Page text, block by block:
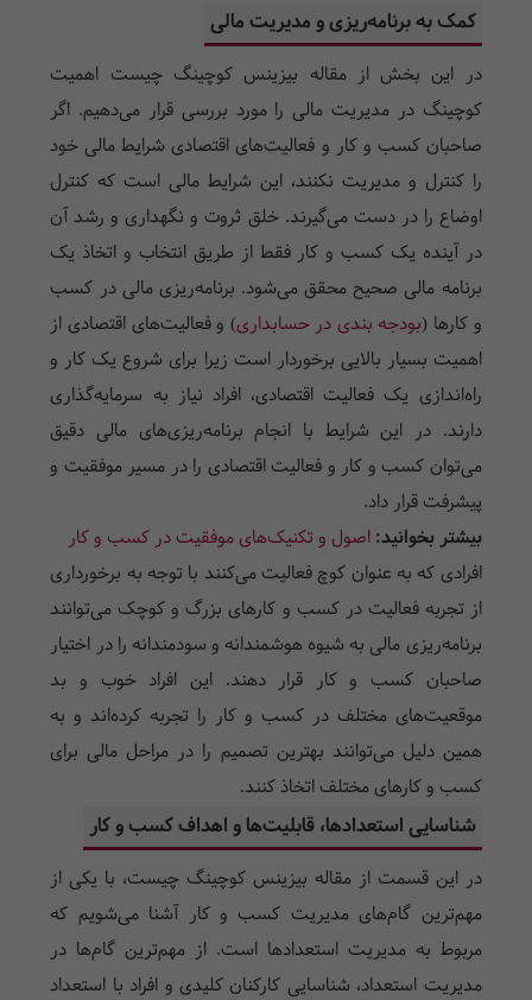
کمک به برنامه‌ریزی و مدیریت مالی
در این بخش از مقاله بیزینس کوچینگ چیست اهمیت
کوچینگ در مدیریت مالی را مورد بررسی قرار می‌دهیم. اگر
صاحبان کسب و کار و فعالیت‌های اقتصادی شرایط مالی خود
را کنترل و مدیریت نکنند، این شرایط مالی است که کنترل
اوضاع را در دست می‌گیرند. خلق ثروت و نگهداری و رشد آن
در آینده یک کسب و کار فقط از طریق انتخاب و اتخاذ یک
برنامه مالی صحیح محقق می‌شود. برنامه‌ریزی مالی در کسب
و کارها (بودجه بندی در حسابداری) و فعالیت‌های اقتصادی از
اهمیت بسیار بالایی برخوردار است زیرا برای شروع یک کار و
راه‌اندازی یک فعالیت اقتصادی، افراد نیاز به سرمایه‌گذاری
دارند. در این شرایط با انجام برنامه‌ریزی‌های مالی دقیق
می‌توان کسب و کار و فعالیت اقتصادی را در مسیر موفقیت و
پیشرفت قرار داد.
بیشتر بخوانید: اصول و تکنیک‌ها‌ی موفقیت در کسب و کار
افرادی که به عنوان کوچ فعالیت می‌کنند با توجه به برخورداری
از تجربه فعالیت در کسب و کارهای بزرگ و کوچک می‌توانند
برنامه‌ریزی مالی به شیوه هوشمندانه و سودمندانه را در اختیار
صاحبان کسب و کار قرار دهند. این افراد خوب و بد
موقعیت‌های مختلف در کسب و کار را تجربه کرده‌اند و به
همین دلیل می‌توانند بهترین تصمیم را در مراحل مالی برای
کسب و کارهای مختلف اتخاذ کنند.
شناسایی استعدادها، قابلیت‌ها و اهداف کسب ‌و کار
در این قسمت از مقاله بیزینس کوچینگ چیست، با یکی از
مهم‌ترین گام‌های مدیریت کسب و کار آشنا می‌شویم که
مربوط به مدیریت استعداد‌ها است. از مهم‌ترین گام‌ها در
مدیریت استعداد، شناسایی کارکنان کلیدی و افراد با استعداد